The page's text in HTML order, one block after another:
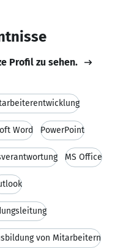
Profil zu sehen.
Word PowerPoint
MS Office
von Mitarbeitern